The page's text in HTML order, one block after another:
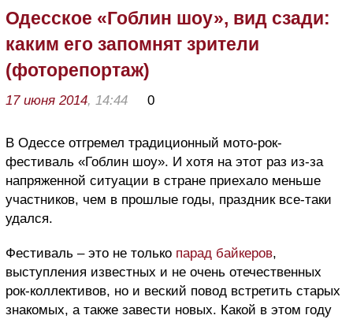
Одесское «Гоблин шоу», вид сзади:
каким его запомнят зрители
(фоторепортаж)
17 июня 2014, 14:44 0
В Одессе отгремел традиционный мото-рок-
фестиваль «Гоблин шоу». И хотя на этот раз из-за
напряженной ситуации в стране приехало меньше
участников, чем в прошлые годы, праздник все-таки
удался.
Фестиваль – это не только парад байкеров,
выступления известных и не очень отечественных
рок-коллективов, но и веский повод встретить старых
знакомых, а также завести новых. Какой в этом году